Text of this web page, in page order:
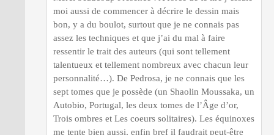
moi aussi de commencer à décrire le dessin mais
bon, y a du boulot, surtout que je ne connais pas
assez les techniques et que j’ai du mal à faire
ressentir le trait des auteurs (qui sont tellement
talentueux et tellement nombreux avec chacun leur
personnalité…). De Pedrosa, je ne connais que les
sept tomes que je possède (un Shaolin Moussaka, un
Autobio, Portugal, les deux tomes de l’Âge d’or,
Trois ombres et Les coeurs solitaires). Les équinoxes
me tente bien aussi, enfin bref il faudrait peut-être